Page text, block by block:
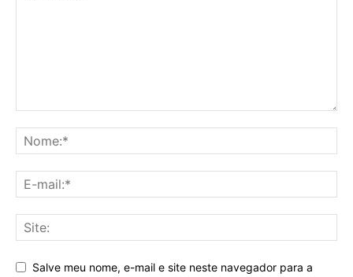
Salve meu nome, e-mail e site neste navegador para a